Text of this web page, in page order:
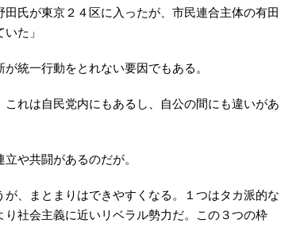
氏が東京２４区に入ったが、市民連合主体の有田
た」
統一行動をとれない要因でもある。
これは自民党内にもあるし、自公の間にも違いがあ
や共闘があるのだが。
が、まとまりはできやすくなる。１つはタカ派的な
社会主義に近いリベラル勢力だ。この３つの枠